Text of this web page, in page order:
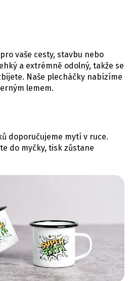
vaše cesty, stavbu nebo
a extrémně odolný, takže se
Naše plecháčky nabízíme
lemem.
doporučujeme mytí v ruce.
do myčky, tisk zůstane